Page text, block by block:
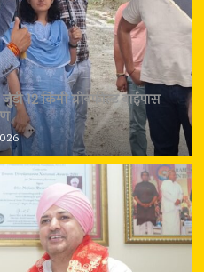
12 किमी ग्रीनफील्ड बाईपास